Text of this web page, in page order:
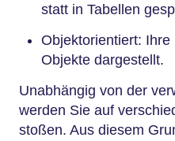
statt in Tabellen
Objektorientiert:
Objekte dargestellt.
Unabhängig von der
werden Sie auf
stoßen. Aus diesem